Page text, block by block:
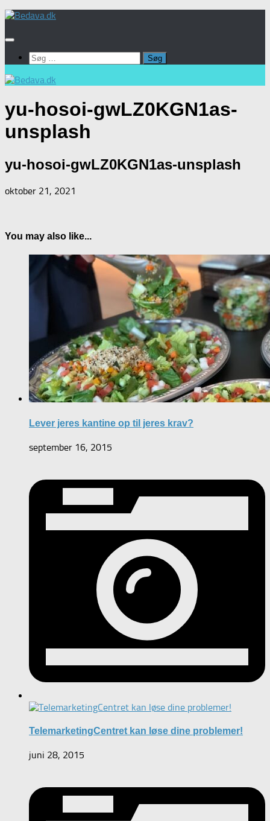
Skip
content
Søg
efter:
yu-hosoi-gwLZ0KGN1as-
unsplash
yu-hosoi-gwLZ0KGN1as-unsplash
oktober 21, 2021
You may also like...
Lever jeres kantine op til jeres krav?
september 16, 2015
TelemarketingCentret kan løse dine problemer!
juni 28, 2015